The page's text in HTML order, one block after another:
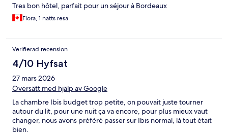
Tres bon hôtel, parfait pour un séjour à Bordeaux
Flora, 1 natts resa
Verifierad recension
4/10 Hyfsat
27 mars 2026
Översätt med hjälp av Google
La chambre Ibis budget trop petite, on pouvait juste tourner
autour du lit, pour une nuit ça va encore, pour plus mieux vaut
changer, nous avons préféré passer sur Ibis normal, là tout était
bien.